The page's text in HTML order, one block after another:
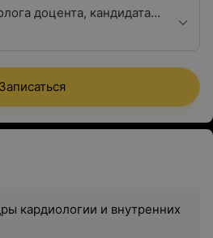
доцента, кандидата
Записаться
кардиологии и внутренних